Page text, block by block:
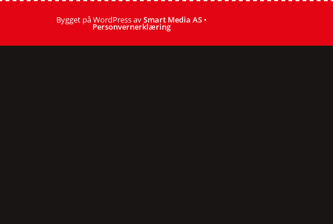
Bygget på WordPress avSmart Media AS •
Personvernerklæring